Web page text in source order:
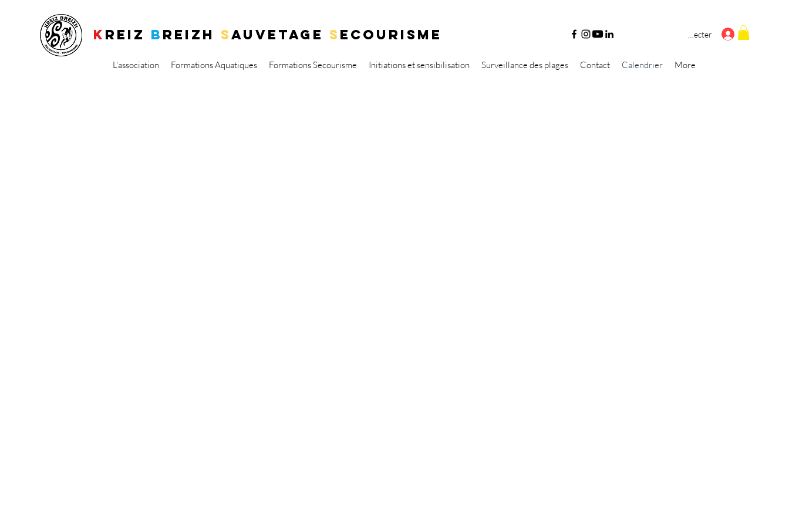
K REIZ B REIZH SAUVETAGE S ECOURISME Se connecter
L'association Formations Aquatiques Formations Secourisme Initiations et sensibilisation Surveillance des plages Contact Calendrier More